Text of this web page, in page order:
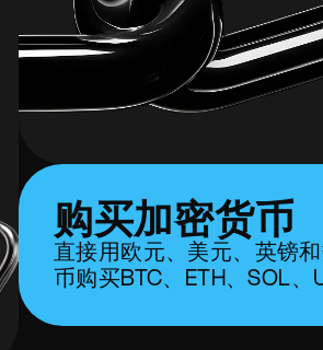
购买加密货币
直接用欧元、美元、英镑
币购买BTC、ETH、SOL、